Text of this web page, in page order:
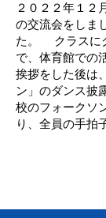
２０２２年１
の交流会をしま
た。 クラスに
で、体育館での
挨拶をした後は
ン」のダンス
校のフォークソ
り、全員の手拍